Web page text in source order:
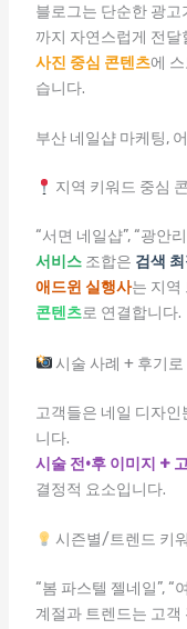
블로그는 단순한 광고
까지 자연스럽게 전달
사진 중심 콘텐츠에
습니다.
부산 네일샵 마케팅,
지역 키워드 중심
“서면 네일샵”, “광안
서비스조합은 검색
애드윈 실행사는 지역
콘텐츠로 연결합니다.
시술 사례 + 후기로
고객들은 네일 디자인
니다.
시술 전·후 이미지 +
결정적 요소입니다.
시즌별/트렌드 키
“봄 파스텔 젤네일”, “
계절과 트렌드는 고